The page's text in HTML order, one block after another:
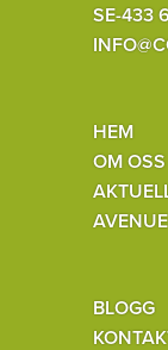
SE-433
HEM
OM OSS
BLOGG